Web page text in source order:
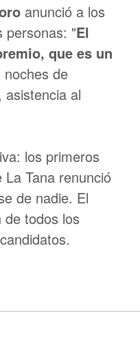
anunció a los
personas: "El
que es un
noches de
al
los primeros
Tana renunció
de nadie. El
todos los